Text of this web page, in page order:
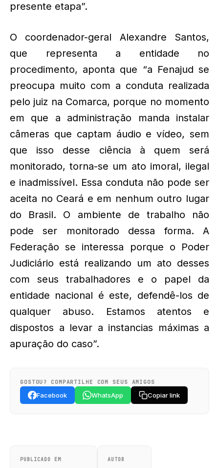
presente etapa”.
O coordenador-geral Alexandre Santos,
que representa a entidade no
procedimento, aponta que “a Fenajud se
preocupa muito com a conduta realizada
pelo juiz na Comarca, porque no momento
em que a administração manda instalar
câmeras que captam áudio e vídeo, sem
que isso desse ciência à quem será
monitorado, torna-se um ato imoral, ilegal
e inadmissível. Essa conduta não pode ser
aceita no Ceará e em nenhum outro lugar
do Brasil. O ambiente de trabalho não
pode ser monitorado dessa forma. A
Federação se interessa porque o Poder
Judiciário está realizando um ato desses
com seus trabalhadores e o papel da
entidade nacional é este, defendê-los de
qualquer abuso. Estamos atentos e
dispostos a levar a instancias máximas a
apuração do caso”.
GOSTOU? COMPARTILHE COM SEUS AMIGOS
Facebook WhatsApp Copiar link
PUBLICADO EM AUTOR